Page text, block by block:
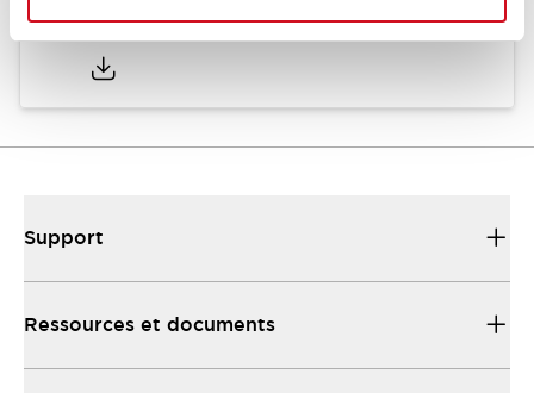
01/09/2025.PDF731.97KB
Support
Ressources et documents